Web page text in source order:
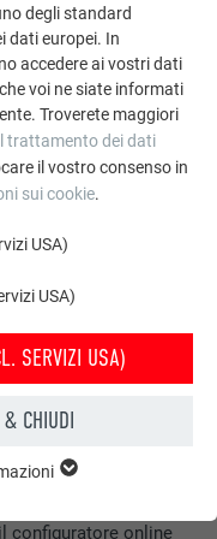
configuratore online
degli standard
dati europei. In
accedere ai vostri dati
voi ne siate informati
Troverete maggiori
trattamento dei dati
il vostro consenso in
sui cookie.
USA)
USA)
SERVIZI USA)
CHIUDI
ad essi si